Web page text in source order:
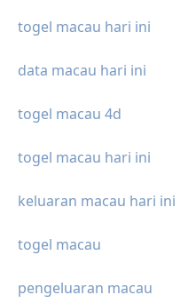
togel macau hari ini
data macau hari ini
togel macau 4d
togel macau hari ini
keluaran macau hari ini
togel macau
pengeluaran macau